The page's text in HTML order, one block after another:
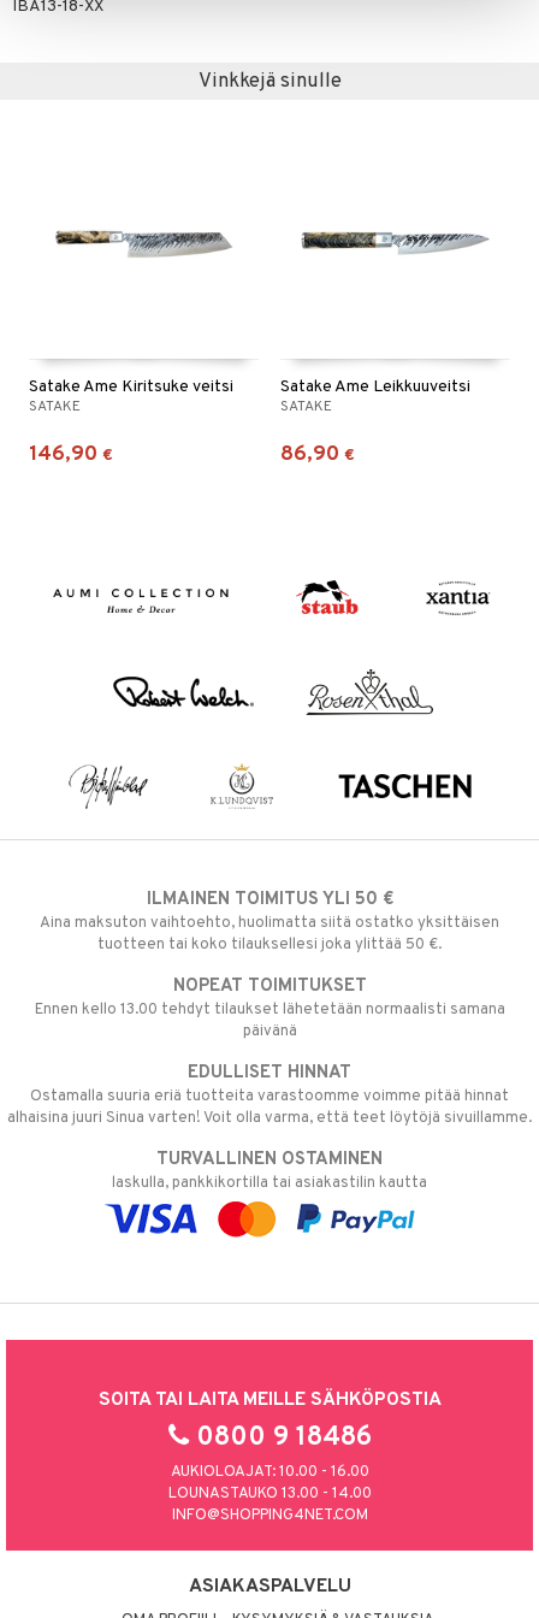
IBA13-18-XX
Vinkkejä sinulle
Satake Ame Kiritsuke veitsi
SATAKE
146,90 €
Satake Ame Leikkuuveitsi
SATAKE
86,90 €
ILMAINEN TOIMITUS YLI 50 €
Aina maksuton vaihtoehto, huolimatta siitä ostatko yksittäisen
tuotteen tai koko tilauksellesi joka ylittää 50 €.
NOPEAT TOIMITUKSET
Ennen kello 13.00 tehdyt tilaukset lähetetään normaalisti samana
päivänä
EDULLISET HINNAT
Ostamalla suuria eriä tuotteita varastoomme voimme pitää hinnat
alhaisina juuri Sinua varten! Voit olla varma, että teet löytöjä sivuillamme.
TURVALLINEN OSTAMINEN
laskulla, pankkikortilla tai asiakastilin kautta
SOITA TAI LAITA MEILLE SÄHKÖPOSTIA
0800 9 18486
AUKIOLOAJAT: 10.00 - 16.00
LOUNASTAUKO 13.00 - 14.00
INFO@SHOPPING4NET.COM
ASIAKASPALVELU